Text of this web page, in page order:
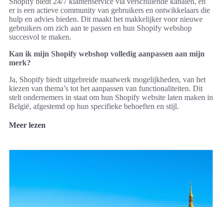
er is een actieve community van gebruikers en ontwikkelaars die
hulp en advies bieden. Dit maakt het makkelijker voor nieuwe
gebruikers om zich aan te passen en hun Shopify webshop
succesvol te maken.
Kan ik mijn Shopify webshop volledig aanpassen aan mijn
merk?
Ja, Shopify biedt uitgebreide maatwerk mogelijkheden, van het
kiezen van thema’s tot het aanpassen van functionaliteiten. Dit
stelt ondernemers in staat om hun Shopify website laten maken in
België, afgestemd op hun specifieke behoeften en stijl.
Meer lezen